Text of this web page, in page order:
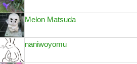
Melon Matsuda
naniwoyomu